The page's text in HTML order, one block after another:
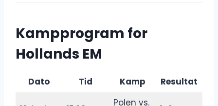
Kampprogram for
Hollands EM
Dato Tid Kamp Resultat
Polen vs.